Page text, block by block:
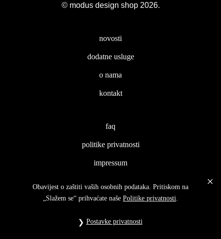
© modus design shop 2026.
novosti
dodatne usluge
o nama
kontakt
faq
politike privatnosti
impressum
Obavijest o zaštiti vaših osobnih podataka. Pritiskom na
„Slažem se“ prihvaćate naše Politike privatnosti.
Postavke privatnosti